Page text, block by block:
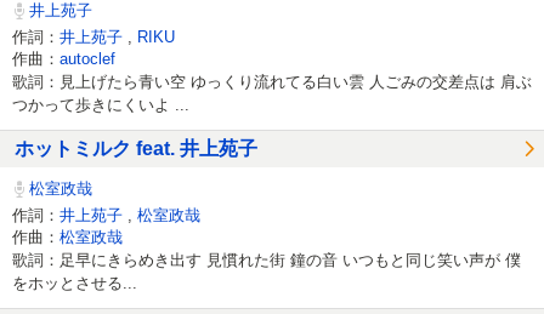
井上苑子
作詞： 井上苑子
RIKU
作曲： autoclef
歌詞：見上げたら青い空 ゆっくり流れてる白い雲 人ごみの交差点は 肩ぶ
つかって歩きにくいよ ...
ホットミルク feat. 井上苑子
松室政哉
作詞： 井上苑子
松室政哉
作曲： 松室政哉
歌詞：足早にきらめき出す 見慣れた街 鐘の音 いつもと同じ笑い声が 僕
をホッとさせる...